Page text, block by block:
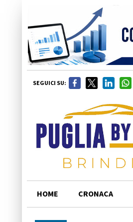
SEGUICI SU:
HOME CRONACA